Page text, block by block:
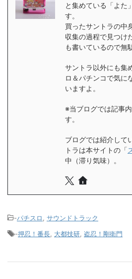
と集めている「よた
す。
買ったサントラの中
収集の過程で見つけ
も書いているので無
サントラ以外にも集
ロ＆パチンコで気に
いますよ。
※当ブログでは記事
す。
ブログでは紹介して
トラは本サイトの「
中（滞り気味）。
-パチスロ
サウンドトラック
-押忍！番長 大都技研 盗忍！剛衛門